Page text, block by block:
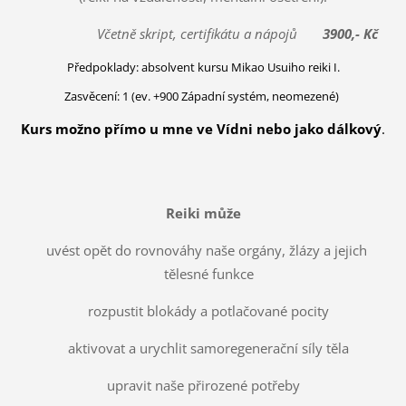
Včetně skript, certifikátu a nápojů 3900,- Kč
Předpoklady: absolvent kursu Mikao Usuiho reiki I.
Zasvěcení: 1 (ev. +900 Západní systém, neomezené)
Kurs možno přímo u mne ve Vídni nebo jako dálkový.
Reiki může
uvést opět do rovnováhy naše orgány, žlázy a jejich
tělesné funkce
rozpustit blokády a potlačované pocity
aktivovat a urychlit samoregenerační síly těla
upravit naše přirozené potřeby